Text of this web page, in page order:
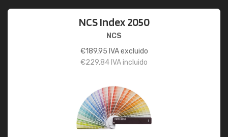
NCS Index 2050
NCS
€189,95 IVA excluido
€229,84 IVA incluido